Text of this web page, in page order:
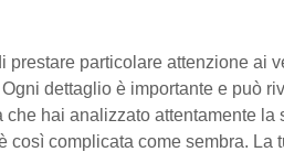
prestare particolare attenzione ai
dettaglio è importante e può
hai analizzato attentamente la
così complicata come sembra. La